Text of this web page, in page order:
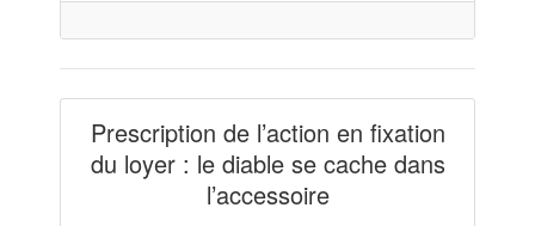
Prescription de l’action en fixation
du loyer : le diable se cache dans
l’accessoire